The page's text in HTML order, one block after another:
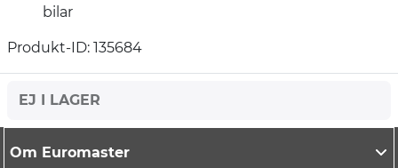
bilar
Produkt-ID: 135684
EJ I LAGER
Om Euromaster